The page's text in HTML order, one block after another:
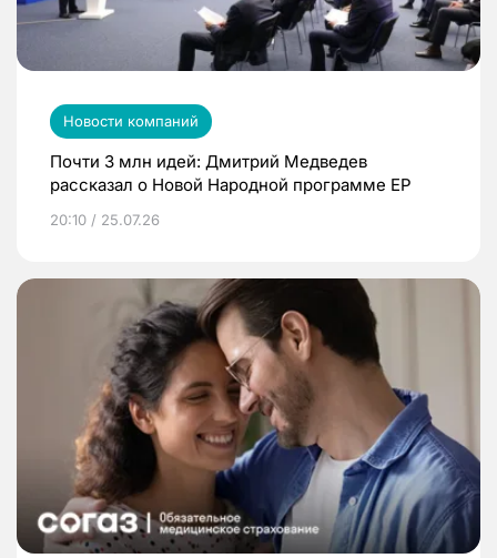
Новости компаний
Почти 3 млн идей: Дмитрий Медведев
рассказал о Новой Народной программе ЕР
20:10 / 25.07.26